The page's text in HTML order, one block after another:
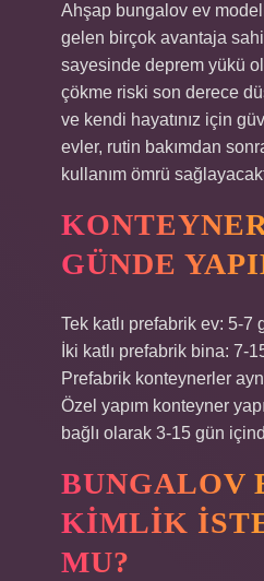
Ahşap bungalov ev
gelen birçok avantaja
sayesinde deprem yükü
çökme riski son derece
ve kendi hayatınız için
evler, rutin bakımdan
kullanım ömrü
GÜNDE
Tek katlı prefabrik ev: 5-7
İki katlı prefabrik bina: 7-
Prefabrik konteynerler
Özel yapım konteyner
bağlı olarak 3-15 gün
BUNGALOV
KIMLIK
MU?